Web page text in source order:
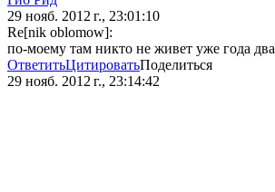
29 нояб. 2012 г., 23:01:10
Re[nik oblomow]:
по-моему там никто не живет уже года два
ОтветитьЦитироватьПоделиться
29 нояб. 2012 г., 23:14:42